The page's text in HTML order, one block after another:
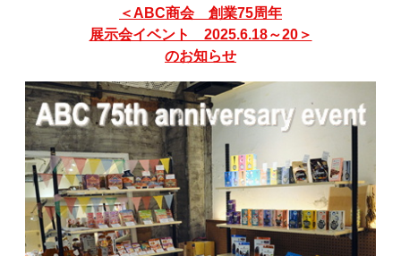
＜ABC商会 創業75周年
展示会イベント 2025.6.18～20＞
のお知らせ